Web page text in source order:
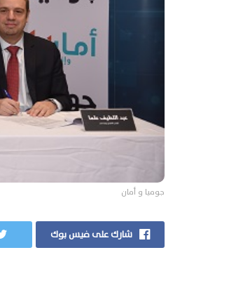
جوميا و أمان
شارك على فيس بوك